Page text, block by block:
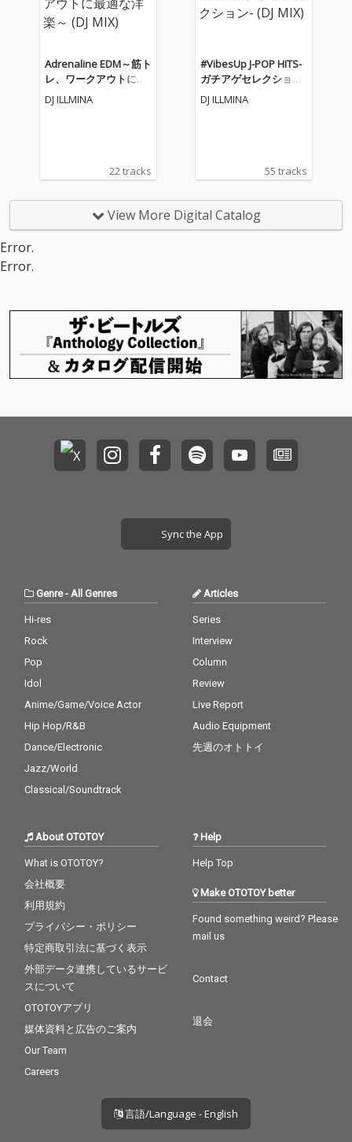
Adrenaline EDM～筋ト
レ、ワークアウトに最
適な洋楽～ (DJ MIX)
DJ ILLMINA
22 tracks
#VibesUp J-POP HITS-
ガチアゲセレクション-
(DJ MIX)
DJ ILLMINA
55 tracks
View More Digital Catalog
Error.
Error.
Sync the App
Genre- All Genres
Hi-res
Rock
Pop
Idol
Anime/Game/Voice Actor
Hip Hop/R&B
Dance/Electronic
Jazz/World
Classical/Soundtrack
Articles
Series
Interview
Column
Review
Live Report
Audio Equipment
先週のオトトイ
About OTOTOY
What is OTOTOY?
会社概要
利用規約
プライバシー・ポリシー
特定商取引法に基づく表示
外部データ連携しているサービ
スについて
OTOTOYアプリ
媒体資料と広告のご案内
Our Team
Careers
Help
Help Top
Make OTOTOY better
Found something weird? Please
mail us
Contact
退会
言語/Language - English